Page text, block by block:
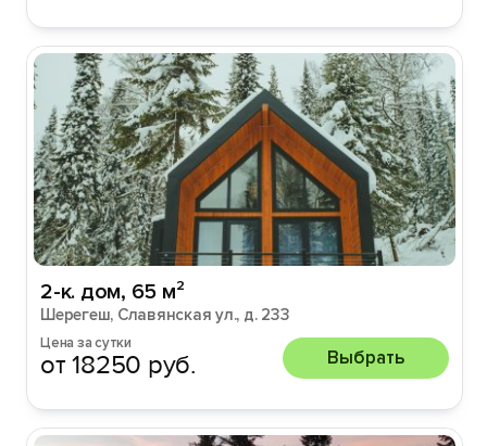
2-к. дом, 65 м²
Шерегеш, Славянская ул., д. 233
Цена за сутки
от 18250 руб. Выбрать